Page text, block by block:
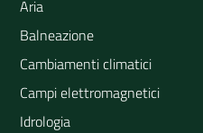
Aria
Balneazione
Cambiamenti climatici
Campi elettromagnetici
Idrologia